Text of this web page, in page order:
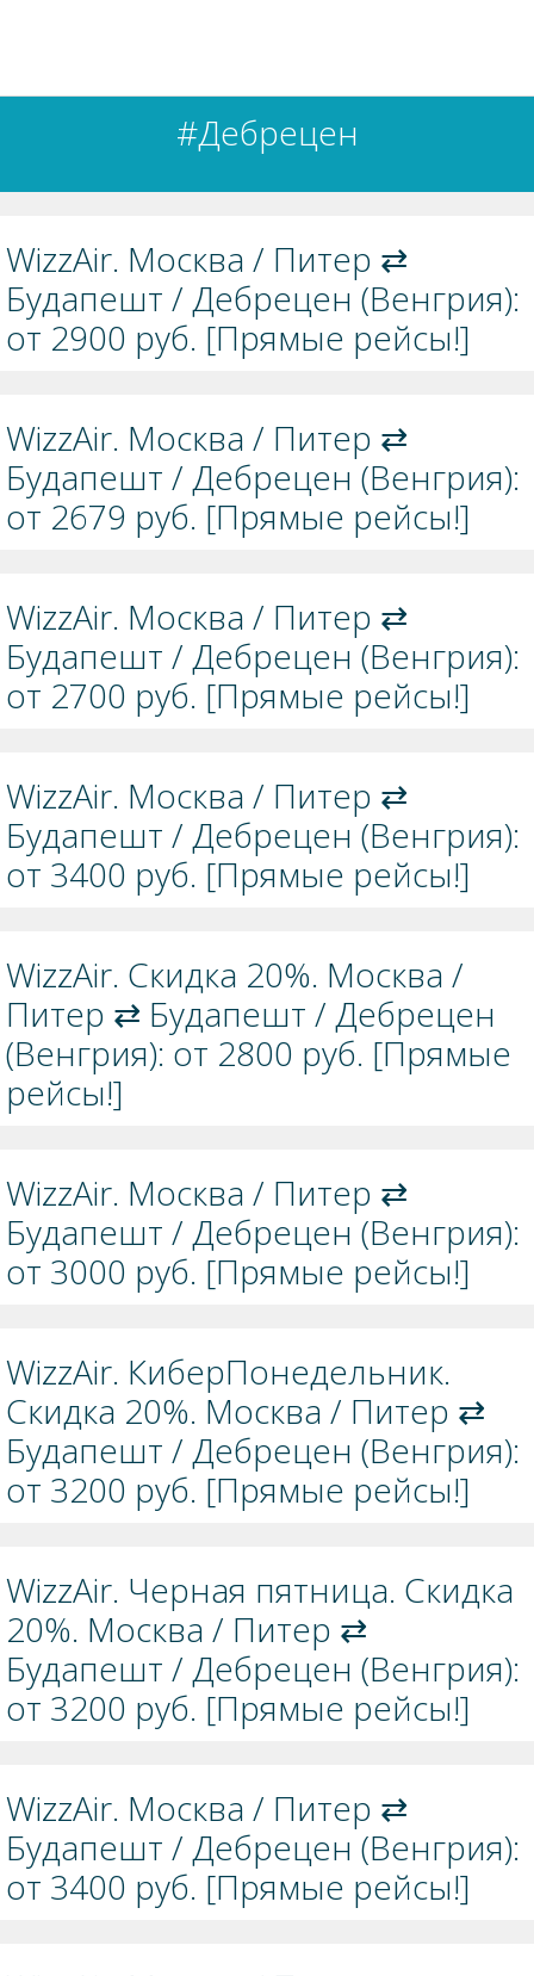
#Дебрецен
WizzAir. Москва / Питер ⇄
Будапешт / Дебрецен (Венгрия):
от 2900 руб. [Прямые рейсы!]
WizzAir. Москва / Питер ⇄
Будапешт / Дебрецен (Венгрия):
от 2679 руб. [Прямые рейсы!]
WizzAir. Москва / Питер ⇄
Будапешт / Дебрецен (Венгрия):
от 2700 руб. [Прямые рейсы!]
WizzAir. Москва / Питер ⇄
Будапешт / Дебрецен (Венгрия):
от 3400 руб. [Прямые рейсы!]
WizzAir. Скидка 20%. Москва /
Питер ⇄ Будапешт / Дебрецен
(Венгрия): от 2800 руб. [Прямые
рейсы!]
WizzAir. Москва / Питер ⇄
Будапешт / Дебрецен (Венгрия):
от 3000 руб. [Прямые рейсы!]
WizzAir. КиберПонедельник.
Скидка 20%. Москва / Питер ⇄
Будапешт / Дебрецен (Венгрия):
от 3200 руб. [Прямые рейсы!]
WizzAir. Черная пятница. Скидка
20%. Москва / Питер ⇄
Будапешт / Дебрецен (Венгрия):
от 3200 руб. [Прямые рейсы!]
WizzAir. Москва / Питер ⇄
Будапешт / Дебрецен (Венгрия):
от 3400 руб. [Прямые рейсы!]